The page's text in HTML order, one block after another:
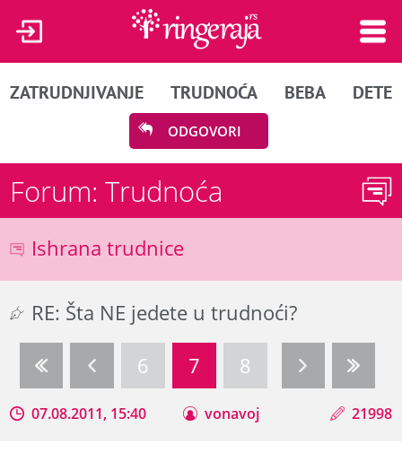
ZATRUDNJIVANJE TRUDNOĆA BEBA DETE
ODGOVORI
Forum: Trudnoća
Ishrana trudnice
RE: Šta NE jedete u trudnoći?
6
7 8
07.08.2011, 15:40 vonavoj 21998